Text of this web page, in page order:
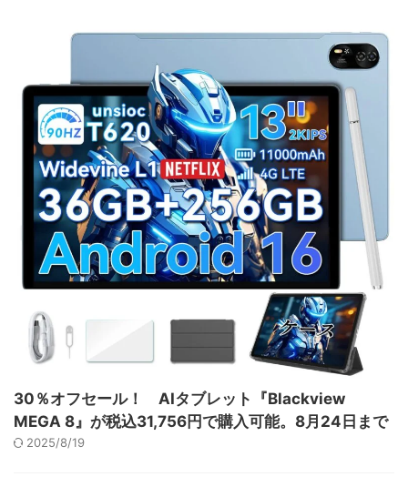
30％オフセール！ AIタブレット『Blackview
MEGA 8』が税込31,756円で購入可能。8月24日まで
2025/8/19